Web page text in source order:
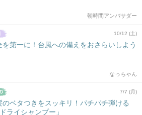
朝時間アンバサダー
10/12 (土)
を第一に！台風への備えをおさらいしよう
なっちゃん
7/7 (月)
のベタつきをスッキリ！パチパチ弾ける
ライシャンプー」